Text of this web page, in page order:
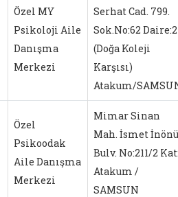
Özel MY
Psikoloji Aile
Danışma
Merkezi
Serhat Cad. 799.
Sok.No:62 Daire:2
(Doğa Koleji
Karşısı)
Atakum/
Özel
Psikoodak
Aile Danışma
Merkezi
Mimar Sinan
Mah. İsmet İnönü
Bulv. No:211/2
Atakum /
SAMSUN